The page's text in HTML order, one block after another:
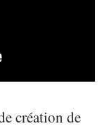
création de